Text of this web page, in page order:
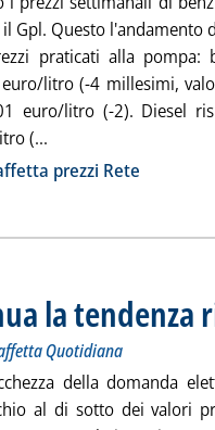
Gpl. Questo l'andamento
praticati alla pompa:
litro (-4 millesimi,
euro/litro (-2). Diesel
(...
prezzi Rete
la tendenza
Quotidiana
della domanda
al di sotto dei valori